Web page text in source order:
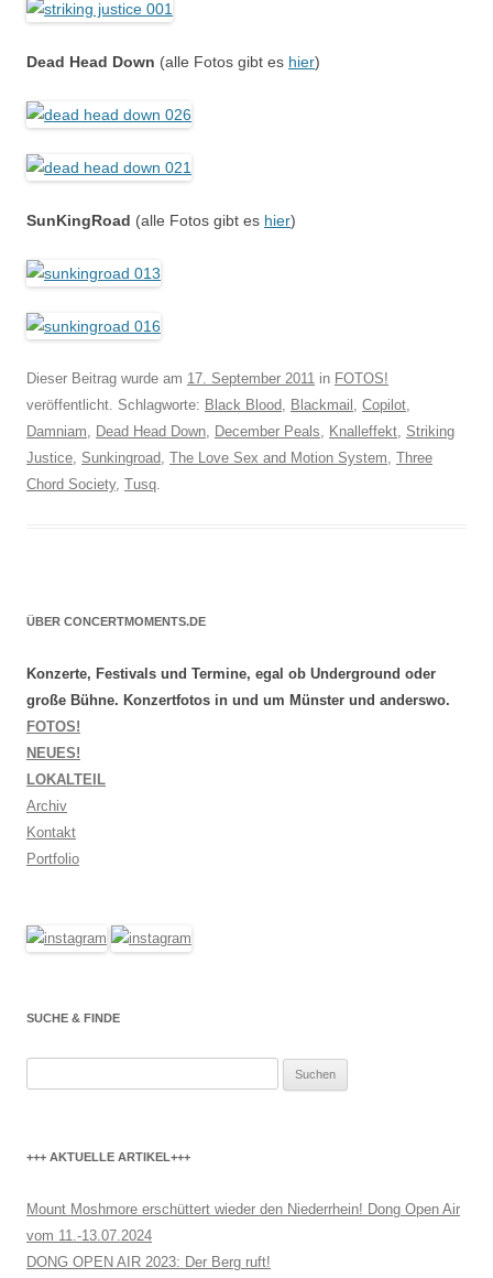
Dead Head Down (alle Fotos gibt es hier)
SunKingRoad (alle Fotos gibt es hier)
Dieser Beitrag wurde am 17. September 2011 in FOTOS!
veröffentlicht. Schlagworte: Black Blood, Blackmail , Copilot,
Damniam, Dead Head Down, December Peals, Knalleffekt, Striking
Justice, Sunkingroad, The Love Sex and Motion System, Three
Chord Society, Tusq.
ÜBER CONCERTMOMENTS.DE
Konzerte, Festivals und Termine, egal ob Underground oder
große Bühne. Konzertfotos in und um Münster und anderswo.
FOTOS!
NEUES!
LOKALTEIL
Archiv
Kontakt
Portfolio
SUCHE & FINDE
+++ AKTUELLE ARTIKEL+++
Mount Moshmore erschüttert wieder den Niederrhein! Dong Open Air
vom 11.-13.07.2024
DONG OPEN AIR 2023: Der Berg ruft!